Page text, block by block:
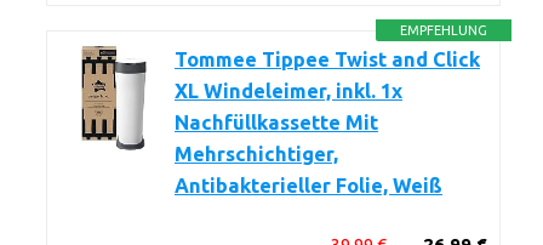
EMPFEHLUNG
Tommee Tippee Twist and Click
XL Windeleimer, inkl. 1x
Nachfüllkassette Mit
Mehrschichtiger,
Antibakterieller Folie, Weiß